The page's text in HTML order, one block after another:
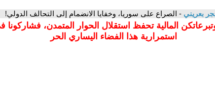
بعريني - الصراع على سوريا، وخفايا الانضمام إلى التحالف الدولي!
المالية تحفظ استقلال الحوار المتمدن،
استمرارية هذا الفضاء اليساري الحر